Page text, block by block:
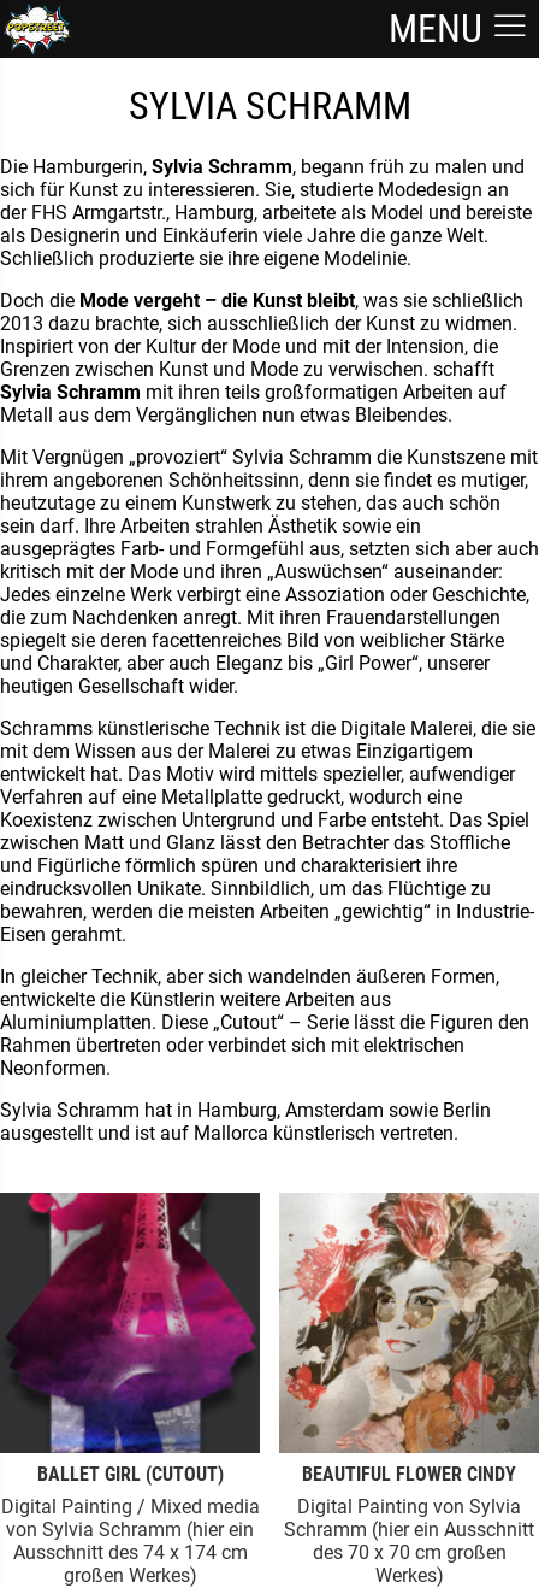
MENU
SYLVIA SCHRAMM
Die Hamburgerin, Sylvia Schramm, begann früh zu malen und
sich für Kunst zu interessieren. Sie, studierte Modedesign an
der FHS Armgartstr., Hamburg, arbeitete als Model und bereiste
als Designerin und Einkäuferin viele Jahre die ganze Welt.
Schließlich produzierte sie ihre eigene Modelinie.
Doch die Mode vergeht – die Kunst bleibt, was sie schließlich
2013 dazu brachte, sich ausschließlich der Kunst zu widmen.
Inspiriert von der Kultur der Mode und mit der Intension, die
Grenzen zwischen Kunst und Mode zu verwischen. schafft
Sylvia Schramm mit ihren teils großformatigen Arbeiten auf
Metall aus dem Vergänglichen nun etwas Bleibendes.
Mit Vergnügen „provoziert“ Sylvia Schramm die Kunstszene mit
ihrem angeborenen Schönheitssinn, denn sie findet es mutiger,
heutzutage zu einem Kunstwerk zu stehen, das auch schön
sein darf. Ihre Arbeiten strahlen Ästhetik sowie ein
ausgeprägtes Farb- und Formgefühl aus, setzten sich aber auch
kritisch mit der Mode und ihren „Auswüchsen“ auseinander:
Jedes einzelne Werk verbirgt eine Assoziation oder Geschichte,
die zum Nachdenken anregt. Mit ihren Frauendarstellungen
spiegelt sie deren facettenreiches Bild von weiblicher Stärke
und Charakter, aber auch Eleganz bis „Girl Power“, unserer
heutigen Gesellschaft wider.
Schramms künstlerische Technik ist die Digitale Malerei, die sie
mit dem Wissen aus der Malerei zu etwas Einzigartigem
entwickelt hat. Das Motiv wird mittels spezieller, aufwendiger
Verfahren auf eine Metallplatte gedruckt, wodurch eine
Koexistenz zwischen Untergrund und Farbe entsteht. Das Spiel
zwischen Matt und Glanz lässt den Betrachter das Stoffliche
und Figürliche förmlich spüren und charakterisiert ihre
eindrucksvollen Unikate. Sinnbildlich, um das Flüchtige zu
bewahren, werden die meisten Arbeiten „gewichtig“ in Industrie-
Eisen gerahmt.
In gleicher Technik, aber sich wandelnden äußeren Formen,
entwickelte die Künstlerin weitere Arbeiten aus
Aluminiumplatten. Diese „Cutout“ – Serie lässt die Figuren den
Rahmen übertreten oder verbindet sich mit elektrischen
Neonformen.
Sylvia Schramm hat in Hamburg, Amsterdam sowie Berlin
ausgestellt und ist auf Mallorca künstlerisch vertreten.
BALLET GIRL (CUTOUT)
Digital Painting / Mixed media
von Sylvia Schramm (hier ein
Ausschnitt des 74 x 174 cm
großen Werkes)
BEAUTIFUL FLOWER CINDY
Digital Painting von Sylvia
Schramm (hier ein Ausschnitt
des 70 x 70 cm großen
Werkes)